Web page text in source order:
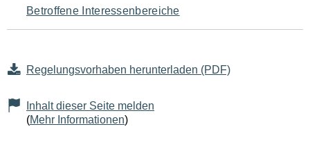
den
Betroffene Interessenbereiche
Regelungsvorhaben herunterladen (PDF)
Inhalt dieser Seite melden
(Mehr Informationen)